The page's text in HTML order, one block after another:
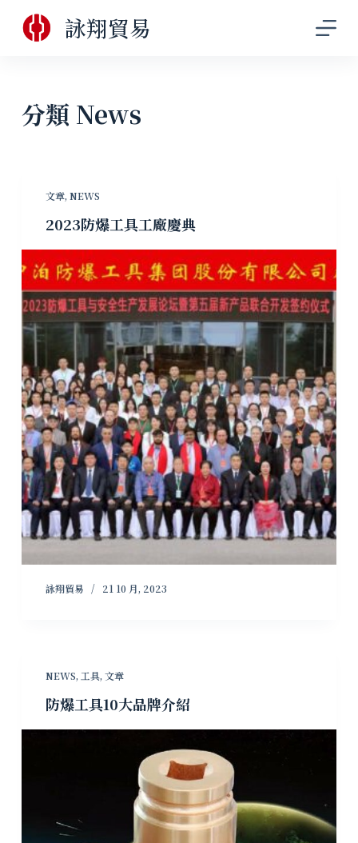
跳
至
內
容
詠翔貿易
分類News
文章, NEWS
2023防爆工具工廠慶典
詠翔貿易 21 10 月, 2023
NEWS, 工具, 文章
防爆工具10大品牌介紹